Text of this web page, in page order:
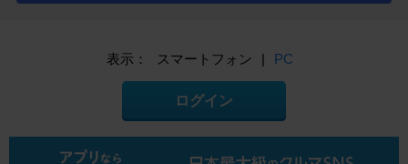
表示： スマートフォン | PC
ログイン